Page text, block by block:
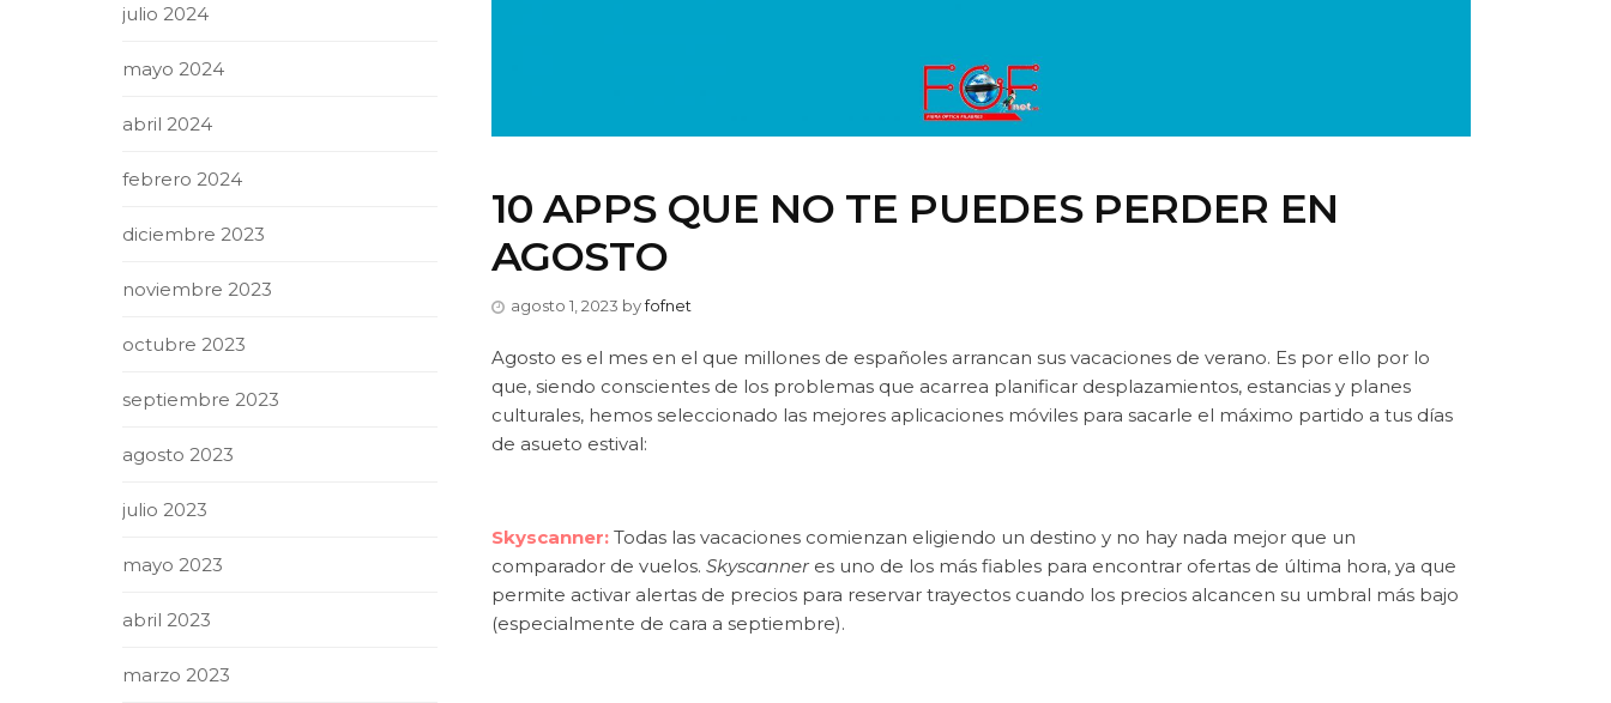
10 APPS QUE NO TE PUEDES PERDER EN
AGOSTO
agosto 1, 2023 byfofnet
Agosto es el mes en el que millones de españoles arrancan sus vacaciones de verano. Es por ello por lo
que, siendo conscientes de los problemas que acarrea planificar desplazamientos, estancias y planes
culturales, hemos seleccionado las mejores aplicaciones móviles para sacarle el máximo partido a tus días
de asueto estival:
Skyscanner: Todas las vacaciones comienzan eligiendo un destino y no hay nada mejor que un
comparador de vuelos. Skyscanneres uno de los más fiables para encontrar ofertas de última hora, ya que
permite activar alertas de precios para reservar trayectos cuando los precios alcancen su umbral más bajo
(especialmente de cara a septiembre).
julio 2024
mayo 2024
abril 2024
febrero 2024
diciembre 2023
noviembre 2023
octubre 2023
septiembre 2023
agosto 2023
julio 2023
mayo 2023
abril 2023
marzo 2023